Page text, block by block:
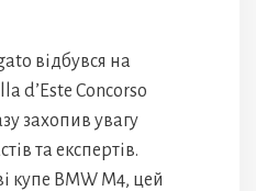
відбувся на
d’Este Concorso
захопив увагу
та експертів.
купе BMW M4, цей